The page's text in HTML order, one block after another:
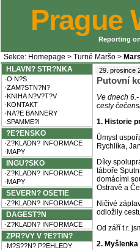
Prague
Reporting
Sekce: Homepage > Turné Maršo >
HLAVN? STR?NKA
·O N?S
·ZAM?STN?N?
·KNIHA N?V?T?V
·KONTAKT
·NA?E BANNERY
·SPAMME?I
?E?ENSKO
·Z?KLADN? INFORMACE
·MAPY
INGU?SKO
·Z?KLADN? INFORMACE
·MAPY
SEVERN? OSETIE
·Z?KLADN? INFORMACE
DAGEST?N
·Z?KLADN? INFORMACE
ZPR?VY V ?E?TIN?
·M?S??N? P?EHLEDY
29. prosince
Putovní
Ve dnech
cesty
1. Historie
Úmysl
Rychlíka,
Díky
táboře
domácími
Ostravě a
Ničivé
odložily
Od září t.r.
2.